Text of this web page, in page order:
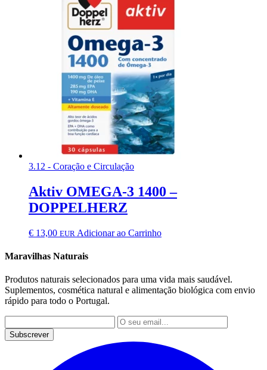
3.12 - Coração e Circulação
Aktiv OMEGA-3 1400 –
DOPPELHERZ
€ 13,00 EUR Adicionar ao Carrinho
Maravilhas Naturais
Produtos naturais selecionados para uma vida mais saudável.
Suplementos, cosmética natural e alimentação biológica com envio
rápido para todo o Portugal.
Subscrever